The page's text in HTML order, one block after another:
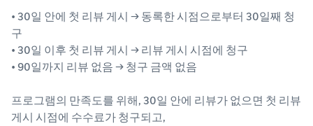
• 30일 안에 첫 리뷰 게시 → 동록한 시점으로부터 30일째 청
구
• 30일 이후 첫 리뷰 게시 → 리뷰 게시 시점에 청구
• 90일까지 리뷰 없음 → 청구 금액 없음
프로그램의 만족도를 위해, 30일 안에 리뷰가 없으면 첫 리뷰
게시 시점에 수수료가 청구되고,